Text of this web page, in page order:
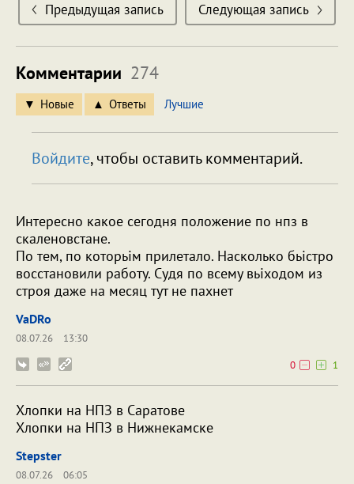
Предыдущая запись Следующая запись
Комментарии 274
Новые Ответы Лучшие
Войдите, чтобы оставить комментарий.
Интересно какое сегодня положение по нпз в
скаленовстане.
По тем, по которьім прилетало. Насколько бьістро
восстановили работу. Судя по всему вьіходом из
строя даже на месяц тут не пахнет
VaDRo
08.07.26
13:30
0
1
Хлопки на НПЗ в Саратове
Хлопки на НПЗ в Нижнекамске
Stepster
08.07.26
06:05